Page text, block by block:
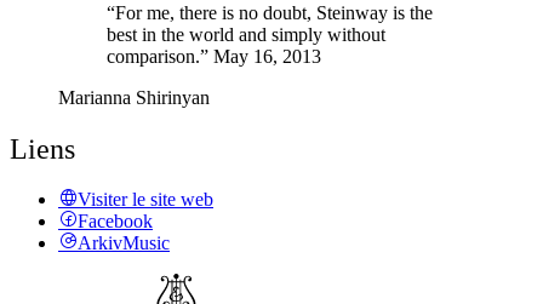
“For me, there is no doubt, Steinway is the
best in the world and simply without
comparison.” May 16, 2013
Marianna Shirinyan
Liens
Visiter le site web
Facebook
ArkivMusic